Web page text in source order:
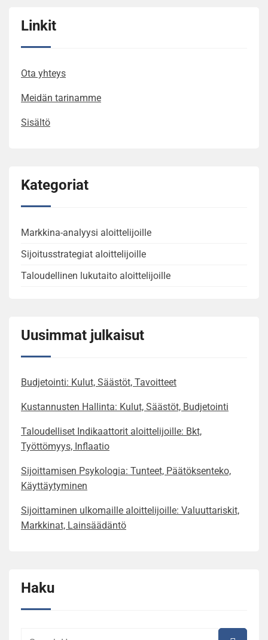
Linkit
Ota yhteys
Meidän tarinamme
Sisältö
Kategoriat
Markkina-analyysi aloittelijoille
Sijoitusstrategiat aloittelijoille
Taloudellinen lukutaito aloittelijoille
Uusimmat julkaisut
Budjetointi: Kulut, Säästöt, Tavoitteet
Kustannusten Hallinta: Kulut, Säästöt, Budjetointi
Taloudelliset Indikaattorit aloittelijoille: Bkt,
Työttömyys, Inflaatio
Sijoittamisen Psykologia: Tunteet, Päätöksenteko,
Käyttäytyminen
Sijoittaminen ulkomaille aloittelijoille: Valuuttariskit,
Markkinat, Lainsäädäntö
Haku